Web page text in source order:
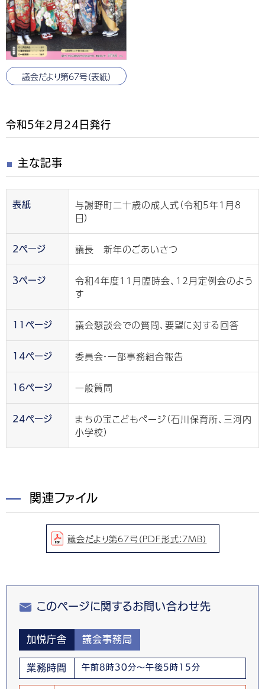
議会だより第67号（表紙）
令和5年2月24日発行
主な記事
表紙
与謝野町二十歳の成人式（令和5年1月8
日）
2ページ 議長 新年のごあいさつ
3ページ
令和4年度11月臨時会、12月定例会のよう
す
11ページ 議会懇談会での質問、要望に対する回答
14ページ 委員会・一部事務組合報告
16ページ 一般質問
24ページ
まちの宝こどもページ（石川保育所、三河内
小学校）
関連ファイル
議会だより第67号（PDF形式：7MB）
このページに関するお問い合わせ先
加悦庁舎 議会事務局
業務時間 午前8時30分～午後5時15分